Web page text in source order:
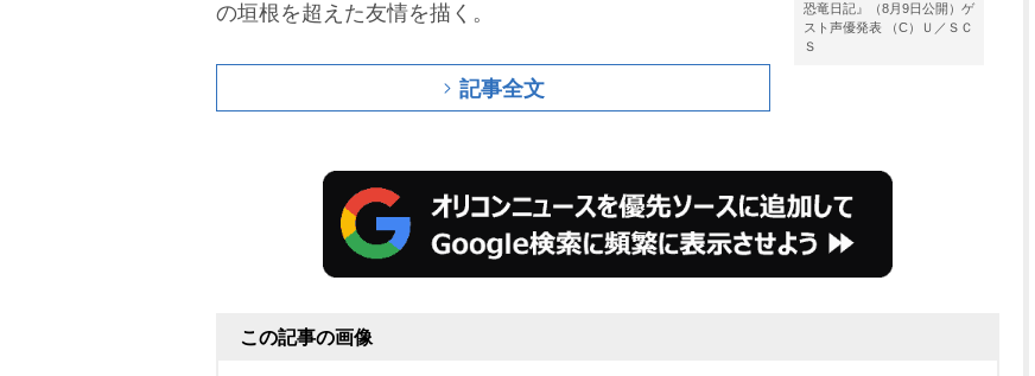
恐竜日記』（8月9日公開）ゲ
スト声優発表 （C）Ｕ／ＳＣ
Ｓ
の垣根を超えた友情を描く。
記事全文
この記事の画像